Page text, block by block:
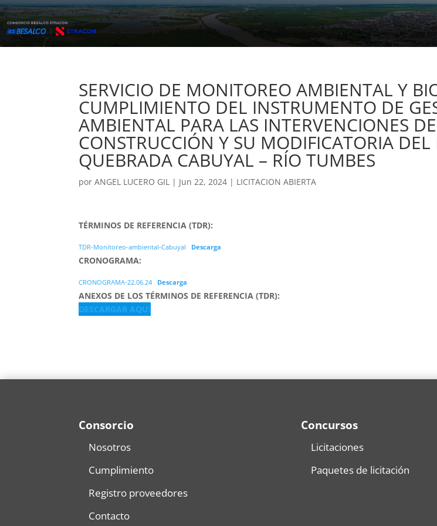
SERVICIO DE MONITOREO AMBIENTAL Y
CUMPLIMIENTO DEL INSTRUMENTO DE
AMBIENTAL PARA LAS INTERVENCIONES DE
CONSTRUCCIÓN Y SU MODIFICATORIA
QUEBRADA CABUYAL – RÍO TUMBES
porANGEL LUCERO GIL | Jun 22, 2024 | LICITACION ABIERTA
TÉRMINOS DE REFERENCIA (TDR):
TDR-Monitoreo-ambiental-Cabuyal Descarga
CRONOGRAMA:
CRONOGRAMA-22.06.24 Descarga
ANEXOS DE LOS TÉRMINOS DE REFERENCIA (TDR):
DESCARGAR AQUÍ
Consorcio
Nosotros
Cumplimiento
Registro proveedores
Contacto
Concursos
Licitaciones
Paquetes de licitación